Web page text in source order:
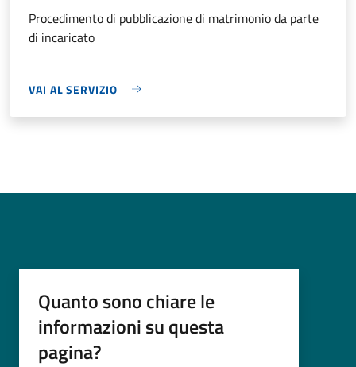
Procedimento di pubblicazione di matrimonio da parte
di incaricato
VAI AL SERVIZIO
Quanto sono chiare le
informazioni su questa
pagina?